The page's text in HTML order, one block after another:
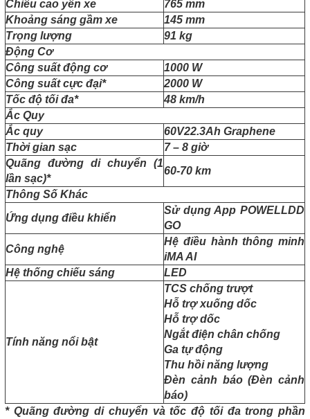
Chiều cao yên xe
765 mm
Khoảng sáng gầm xe
145 mm
Trọng lượng
91 kg
Động Cơ
Công suất động cơ
1000 W
Công suất cực đại*
2000 W
Tốc độ tối đa*
48 km/h
Ắc Quy
Ắc quy
60V22.3Ah Graphene
Thời gian sạc
7 – 8 giờ
Quãng đường di chuyển (1
lần sạc)*
60-70 km
Thông Số Khác
Ứng dụng điều khiển
Sử dụng App POWELLDD
GO
Công nghệ
Hệ điều hành thông minh
iMA AI
Hệ thống chiếu sáng
LED
Tính năng nổi bật
TCS chống trượt
Hỗ trợ xuống dốc
Hỗ trợ dốc
Ngắt điện chân chống
Ga tự động
Thu hồi năng lượng
Đèn cảnh báo (Đèn cảnh
báo)
* Quãng đường di chuyển và tốc độ tối đa trong phần